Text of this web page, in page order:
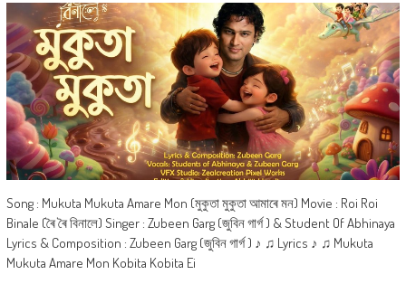
Song : Mukuta Mukuta Amare Mon (মুকুতা মুকুতা আমাৰে মন) Movie : Roi Roi
Binale (ৰৈ ৰৈ বিনালে) Singer : Zubeen Garg (জুবিন গাৰ্গ ) & Student Of Abhinaya
Lyrics & Composition : Zubeen Garg (জুবিন গাৰ্গ ) ♪ ♫ Lyrics ♪ ♫ Mukuta
Mukuta Amare Mon Kobita Kobita Ei